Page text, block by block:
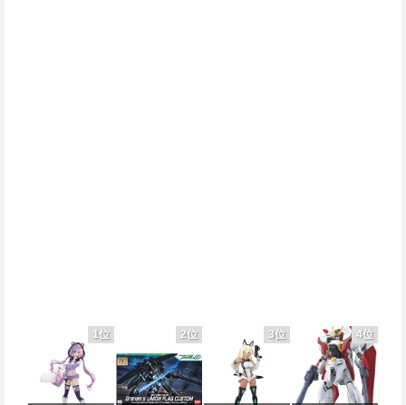
1位 2位 3位 4位